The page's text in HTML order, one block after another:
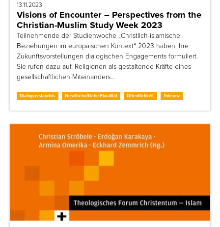
13.11.2023
Visions of Encounter – Perspectives from the
Christian-Muslim Study Week 2023
Teilnehmende der Studienwoche „Christlich-islamische
Beziehungen im europäischen Kontext“ 2023 haben ihre
Zukunftsvorstellungen dialogischen Engagements formuliert.
Sie rufen dazu auf, Religionen als gestaltende Kräfte eines
gesellschaftlichen Miteinanders…
Dialogverständnis Gesellschaftliche Pluralität Öffentlichkeit Toleranz